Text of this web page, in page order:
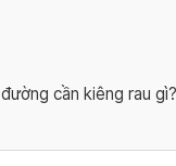
cần kiêng rau gì?